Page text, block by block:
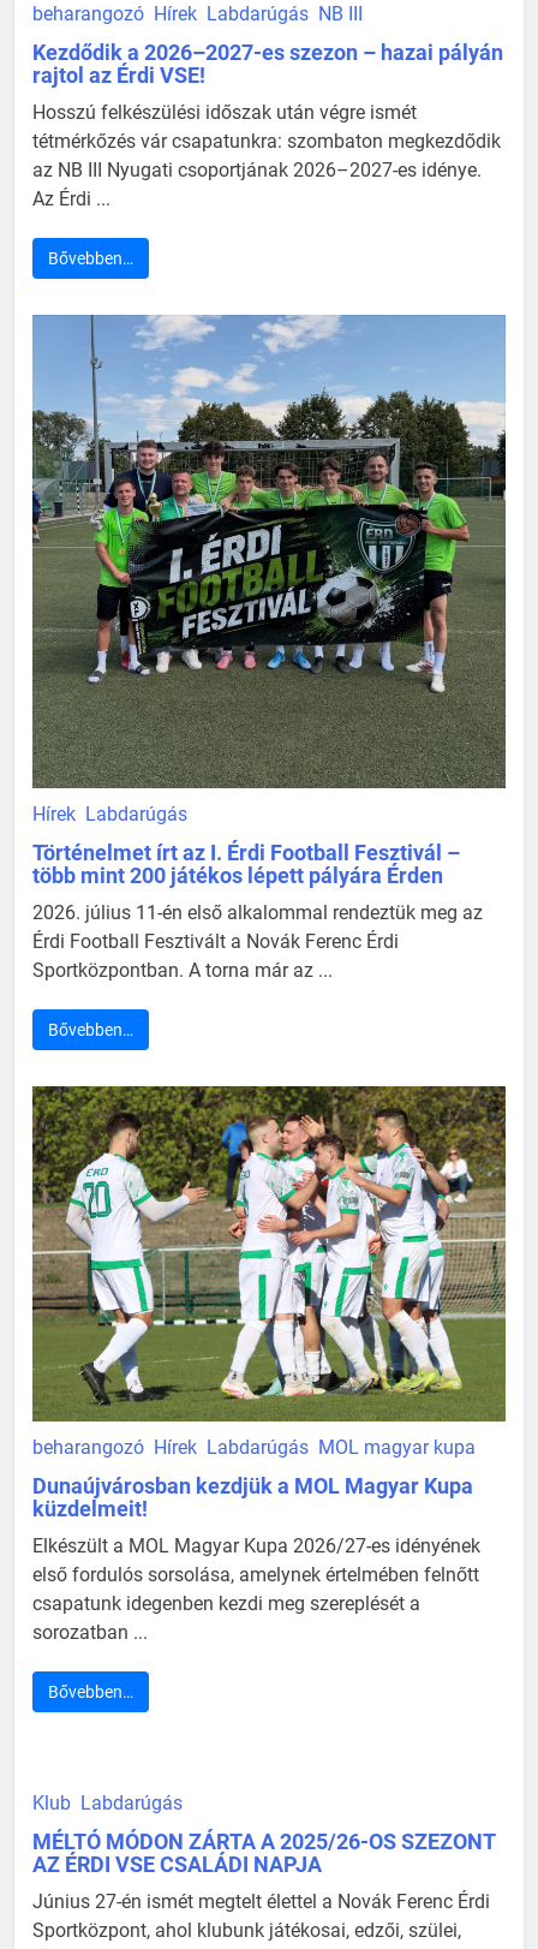
beharangozó Hírek Labdarúgás NB III
Kezdődik a 2026–2027-es szezon – hazai pályán
rajtol az Érdi VSE!
Hosszú felkészülési időszak után végre ismét
tétmérkőzés vár csapatunkra: szombaton megkezdődik
az NB III Nyugati csoportjának 2026–2027-es idénye.
Az Érdi ...
Bővebben…
Hírek Labdarúgás
Történelmet írt az I. Érdi Football Fesztivál –
több mint 200 játékos lépett pályára Érden
2026. július 11-én első alkalommal rendeztük meg az
Érdi Football Fesztivált a Novák Ferenc Érdi
Sportközpontban. A torna már az ...
Bővebben…
beharangozó Hírek Labdarúgás MOL magyar kupa
Dunaújvárosban kezdjük a MOL Magyar Kupa
küzdelmeit!
Elkészült a MOL Magyar Kupa 2026/27-es idényének
első fordulós sorsolása, amelynek értelmében felnőtt
csapatunk idegenben kezdi meg szereplését a
sorozatban ...
Bővebben…
Klub Labdarúgás
MÉLTÓ MÓDON ZÁRTA A 2025/26-OS SZEZONT
AZ ÉRDI VSE CSALÁDI NAPJA
Június 27-én ismét megtelt élettel a Novák Ferenc Érdi
Sportközpont, ahol klubunk játékosai, edzői, szülei,